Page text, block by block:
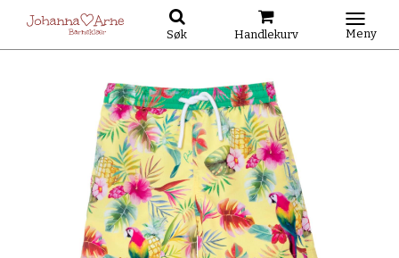
Søk Handlekurv Meny